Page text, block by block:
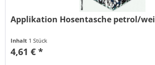
Applikation Hosentasche petrol/
Inhalt 1 Stück
4,61 € *